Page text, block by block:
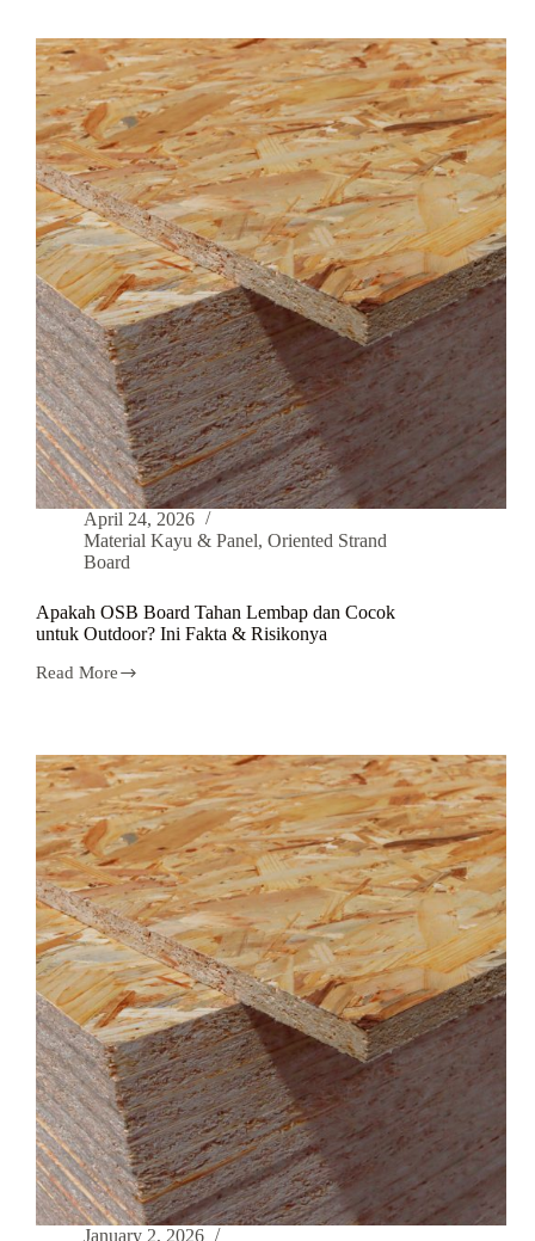
April 24, 2026
Material Kayu & Panel, Oriented Strand
Board
Apakah OSB Board Tahan Lembap dan Cocok
untuk Outdoor? Ini Fakta & Risikonya
Read More
January 2, 2026